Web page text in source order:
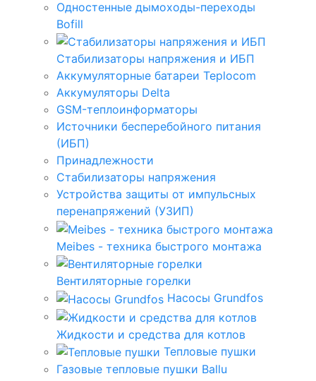
Одностенные дымоходы-переходы
Bofill
Стабилизаторы напряжения и ИБП
Аккумуляторные батареи Teplocom
Аккумуляторы Delta
GSM-теплоинформаторы
Источники бесперебойного питания
(ИБП)
Принадлежности
Стабилизаторы напряжения
Устройства защиты от импульсных
перенапряжений (УЗИП)
Meibes - техника быстрого монтажа
Вентиляторные горелки
Насосы Grundfos
Жидкости и средства для котлов
Тепловые пушки
Газовые тепловые пушки Ballu